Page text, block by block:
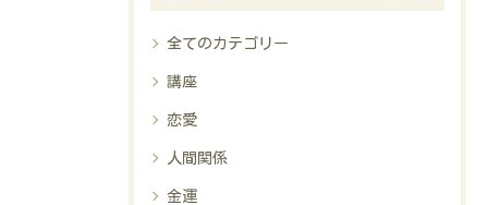
全てのカテゴリー
講座
恋愛
人間関係
金運